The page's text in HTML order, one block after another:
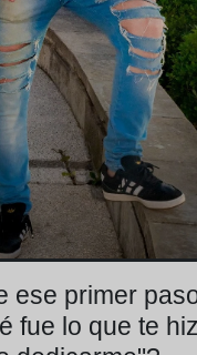
ese primer
fue lo que te